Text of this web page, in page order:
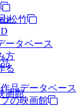
松竹
品データベース
の映画館
）
ータベース
方
る
画館